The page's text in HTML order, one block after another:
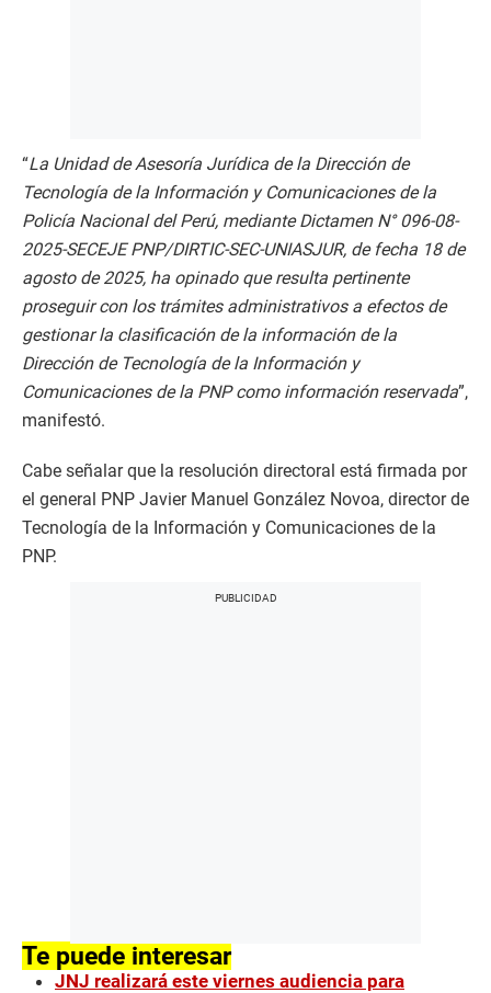
“La Unidad de Asesoría Jurídica de la Dirección de
Tecnología de la Información y Comunicaciones de la
Policía Nacional del Perú, mediante Dictamen N° 096-08-
2025-SECEJE PNP/DIRTIC-SEC-UNIASJUR, de fecha 18 de
agosto de 2025, ha opinado que resulta pertinente
proseguir con los trámites administrativos a efectos de
gestionar la clasificación de la información de la
Dirección de Tecnología de la Información y
Comunicaciones de la PNP como información reservada”,
manifestó.
Cabe señalar que la resolución directoral está firmada por
el general PNP Javier Manuel González Novoa, director de
Tecnología de la Información y Comunicaciones de la
PNP.
Te puede interesar
JNJ realizará este viernes audiencia para